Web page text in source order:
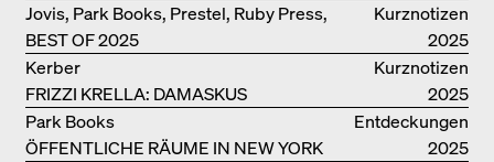
Kurznotizen
BEST OF 2025
Jovis, Park Books, Prestel, Ruby Press,
Scheidegger Spiess, Steidl, Thames &
Hudson, Walther König
2025
Kurznotizen
FRIZZI KRELLA: DAMASKUS
Kerber
2025
Entdeckungen
ÖFFENTLICHE RÄUME IN NEW YORK
Park Books
2025